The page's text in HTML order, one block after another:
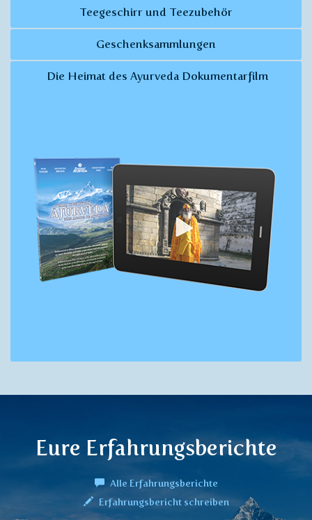
Teegeschirr und Teezubehör
Geschenksammlungen
Die Heimat des Ayurveda Dokumentarfilm
Eure Erfahrungsberichte
Alle Erfahrungsberichte
Erfahrungsbericht schreiben